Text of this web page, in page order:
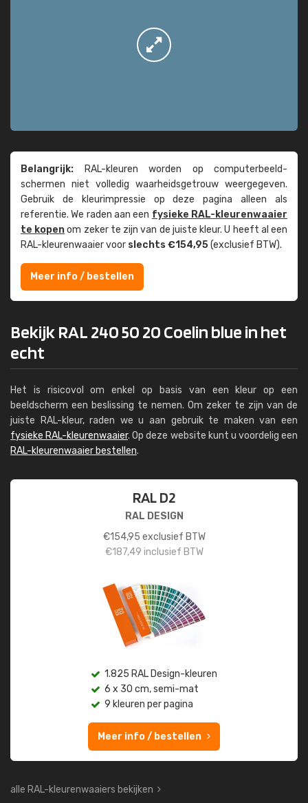
Belangrijk: RAL-kleuren worden op computer­beeld­
schermen niet volledig waarheids­­getrouw weer­gegeven.
Gebruik de kleur­impressie op deze pagina alleen als
referentie. We raden aan een fysieke RAL-kleuren­waaier
te kopenom zeker te zijn van de juiste kleur. U heeft al een
RAL-kleuren­waaier voor slechts €154,95(exclusief BTW).
Meer info / bestellen
Bekijk RAL 240 50 20 Coelin blue in het
echt
Het is risicovol om enkel op basis van een kleur op een
beeldscherm een beslissing te nemen. Om zeker te zijn van de
juiste RAL-kleur, raden we u aan gebruik te maken van een
fysieke RAL-kleurenwaaier. Op deze website kunt u voordelig een
RAL-kleurenwaaier bestellen.
RAL D2
RAL DESIGN
€154,95 exclusief BTW
€187,49 inclusief BTW
1.825 RAL Design-kleuren
6 x 30 cm, semi-mat
9 kleuren per pagina
Meer info / bestellen
alle RAL-kleurenwaaiers bekijken